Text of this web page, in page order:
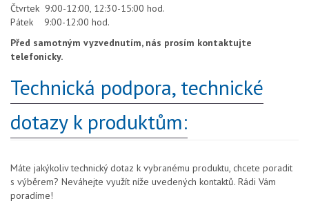
Čtvrtek 9:00-12:00, 12:30-15:00 hod.
Pátek 9:00-12:00 hod.
Před samotným vyzvednutím, nás prosím kontaktujte
telefonicky.
Technická podpora, technické
dotazy k produktům:
Máte jakýkoliv technický dotaz k vybranému produktu, chcete poradit
s výběrem? Neváhejte využít níže uvedených kontaktů. Rádi Vám
poradíme!